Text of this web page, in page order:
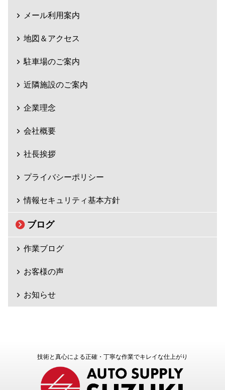
メール利用案内
地図＆アクセス
駐車場のご案内
近隣施設のご案内
企業理念
会社概要
社長挨拶
プライバシーポリシー
情報セキュリティ基本方針
ブログ
作業ブログ
お客様の声
お知らせ
技術と真心による正確・丁寧な作業でキレイな仕上がり